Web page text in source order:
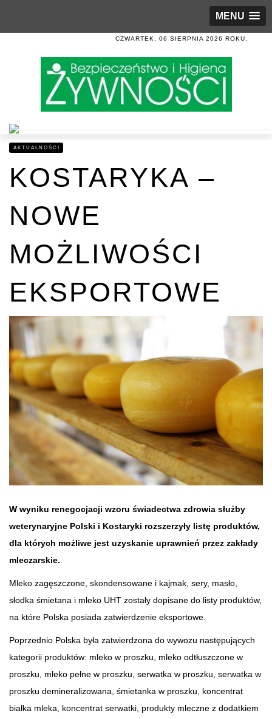
MENU
CZWARTEK, 06 SIERPNIA 2026 ROKU.
AKTUALNOŚCI
KOSTARYKA –
NOWE
MOŻLIWOŚCI
EKSPORTOWE
W wyniku renegocjacji wzoru świadectwa zdrowia służby
weterynaryjne Polski i Kostaryki rozszerzyły listę produktów,
dla których możliwe jest uzyskanie uprawnień przez zakłady
mleczarskie.
Mleko zagęszczone, skondensowane i kajmak, sery, masło,
słodka śmietana i mleko UHT zostały dopisane do listy produktów,
na które Polska posiada zatwierdzenie eksportowe.
Poprzednio Polska była zatwierdzona do wywozu następujących
kategorii produktów: mleko w proszku, mleko odtłuszczone w
proszku, mleko pełne w proszku, serwatka w proszku, serwatka w
proszku demineralizowana, śmietanka w proszku, koncentrat
białka mleka, koncentrat serwatki, produkty mleczne z dodatkiem